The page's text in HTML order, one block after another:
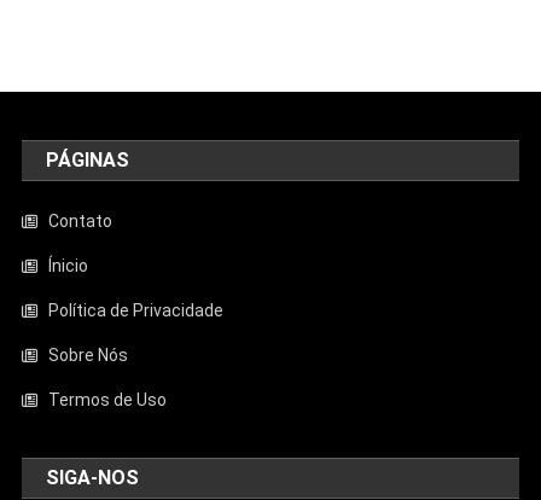
PÁGINAS
Contato
Ínicio
Política de Privacidade
Sobre Nós
Termos de Uso
SIGA-NOS